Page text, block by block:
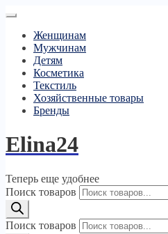
Женщинам
Мужчинам
Детям
Косметика
Текстиль
Хозяйственные товары
Бренды
Elina24
Теперь еще удобнее
Поиск товаров
Поиск товаров